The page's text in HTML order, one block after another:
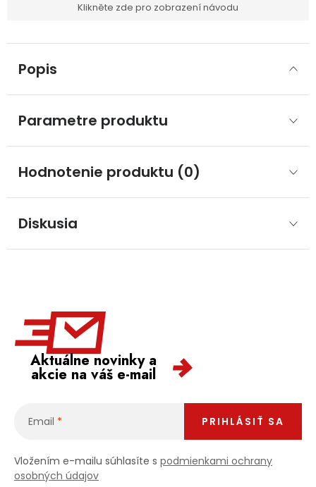
Klikněte zde pro zobrazení návodu
Popis
Parametre produktu
Hodnotenie produktu (0)
Diskusia
Aktuálne novinky a
akcie na váš e-mail
Email
Vložením e-mailu súhlasíte s podmienkami ochrany
osobných údajov
PRIHLÁSIŤ SA